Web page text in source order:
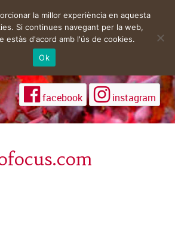
facebook instagram
la millor experiència en aquesta
Si continues navegant per la web,
estàs d'acord amb l'ús de cookies.
Ok